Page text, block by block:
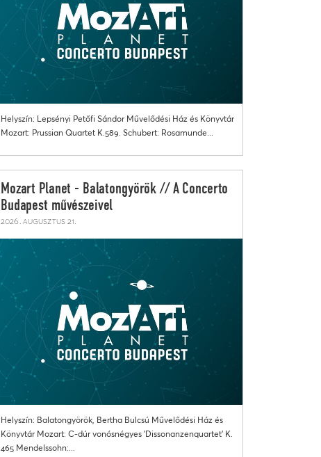
Helyszín: Lepsényi Petőfi Sándor Művelődési Ház és Könyvtár
Mozart: Prussian Quartet K.589. Schubert: Rosamunde...
Mozart Planet - Balatongyörök // A Concerto
Budapest művészeivel
2026. augusztus 21.
Helyszín: Balatongyörök, Bertha Bulcsú Művelődési Ház és
Könyvtár Mozart: C-dúr vonósnégyes 'Dissonanzenquartet' K.
465 Mendelssohn:...